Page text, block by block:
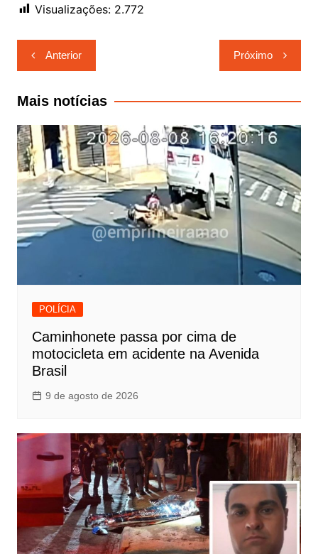
Visualizações: 2.772
Navegação
de
Post
Anterior Próximo
Mais notícias
POLÍCIA
Caminhonete passa por cima de
motocicleta em acidente na Avenida
Brasil
9 de agosto de 2026